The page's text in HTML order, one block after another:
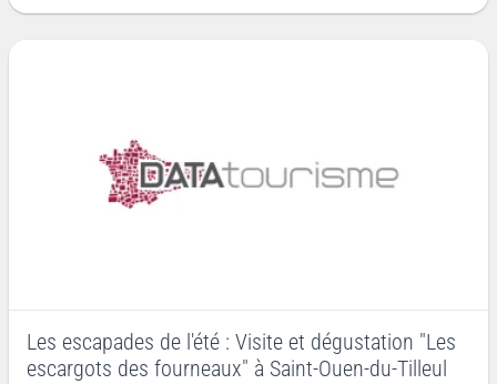
Les escapades de l'été : Visite et dégustation "Les
escargots des fourneaux" à Saint-Ouen-du-Tilleul